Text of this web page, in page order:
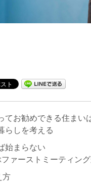
てお勧めできる住まい
らしを考える
始まらない
ァーストミーティン
方